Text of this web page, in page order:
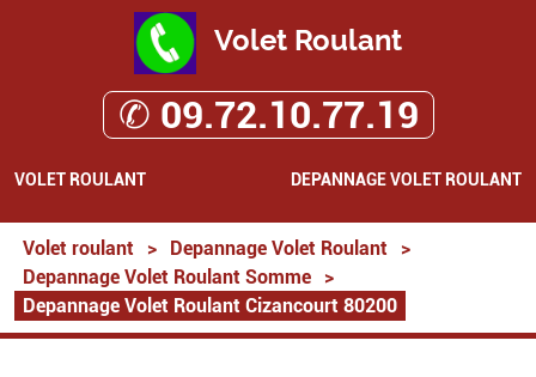
Volet Roulant
✆ 09.72.10.77.19
VOLET ROULANT DEPANNAGE VOLET ROULANT
Volet roulant > Depannage Volet Roulant
>
Depannage Volet Roulant Somme
>
Depannage Volet Roulant Cizancourt 80200